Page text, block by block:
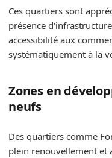
Ces quartiers sont
présence
accessibilité aux
systématiquement à la
Zones en
neufs
Des quartiers comme
plein renouvellement et